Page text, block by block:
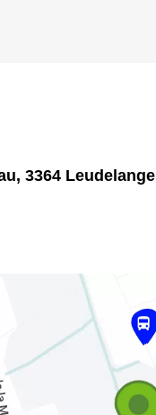
3364 Leudelange